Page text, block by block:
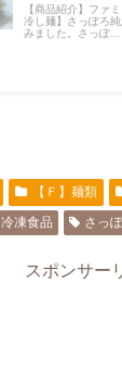
【商品紹介】ファ
冷し麺】さっぽろ
みました。さっぽ...
【Ｆ】麺類
冷凍食品 さっ
スポンサー